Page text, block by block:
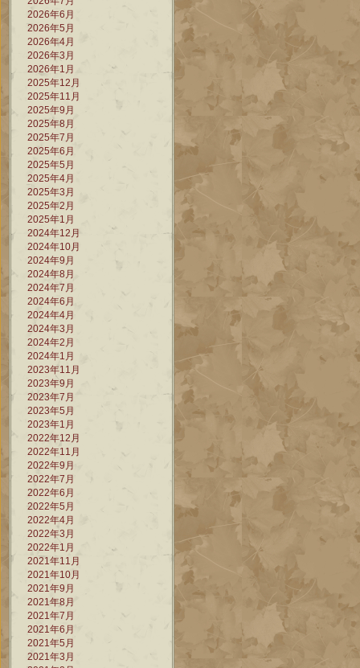
2026年6月
2026年5月
2026年4月
2026年3月
2026年1月
2025年12月
2025年11月
2025年9月
2025年8月
2025年7月
2025年6月
2025年5月
2025年4月
2025年3月
2025年2月
2025年1月
2024年12月
2024年10月
2024年9月
2024年8月
2024年7月
2024年6月
2024年4月
2024年3月
2024年2月
2024年1月
2023年11月
2023年9月
2023年7月
2023年5月
2023年1月
2022年12月
2022年11月
2022年9月
2022年7月
2022年6月
2022年5月
2022年4月
2022年3月
2022年1月
2021年11月
2021年10月
2021年9月
2021年8月
2021年7月
2021年6月
2021年5月
2021年3月